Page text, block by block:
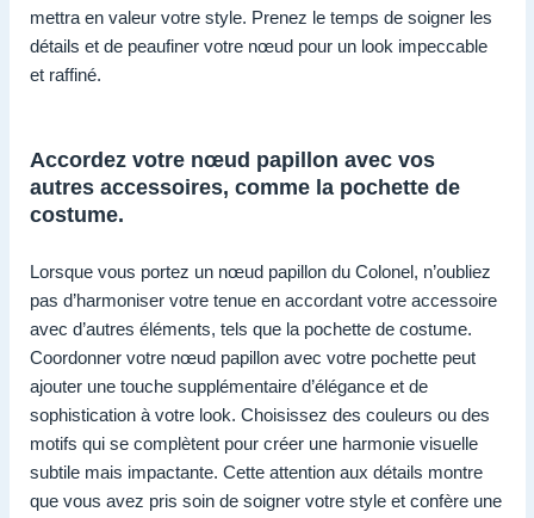
mettra en valeur votre style. Prenez le temps de soigner les
détails et de peaufiner votre nœud pour un look impeccable
et raffiné.
Accordez votre nœud papillon avec vos
autres accessoires, comme la pochette de
costume.
Lorsque vous portez un nœud papillon du Colonel, n’oubliez
pas d’harmoniser votre tenue en accordant votre accessoire
avec d’autres éléments, tels que la pochette de costume.
Coordonner votre nœud papillon avec votre pochette peut
ajouter une touche supplémentaire d’élégance et de
sophistication à votre look. Choisissez des couleurs ou des
motifs qui se complètent pour créer une harmonie visuelle
subtile mais impactante. Cette attention aux détails montre
que vous avez pris soin de soigner votre style et confère une